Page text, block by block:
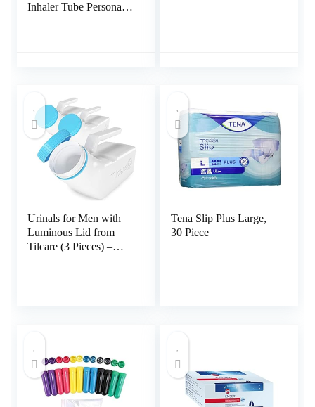
Inhaler Tube Personal
Urinals for Men with
Luminous Lid from
Tilcare (3 Pieces) –
Tena Slip Plus Large,
30 Piece